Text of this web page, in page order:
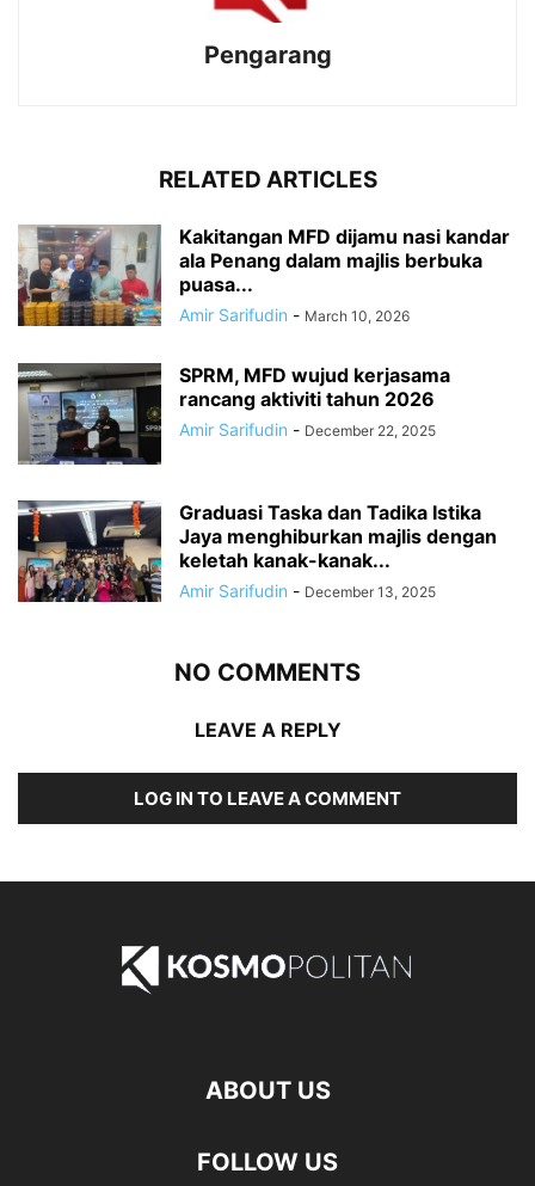
Pengarang
RELATED ARTICLES
Kakitangan MFD dijamu nasi kandar
ala Penang dalam majlis berbuka
puasa...
Amir Sarifudin - March 10, 2026
SPRM, MFD wujud kerjasama
rancang aktiviti tahun 2026
Amir Sarifudin - December 22, 2025
Graduasi Taska dan Tadika Istika
Jaya menghiburkan majlis dengan
keletah kanak-kanak...
Amir Sarifudin - December 13, 2025
NO COMMENTS
LEAVE A REPLY
LOG IN TO LEAVE A COMMENT
ABOUT US
FOLLOW US